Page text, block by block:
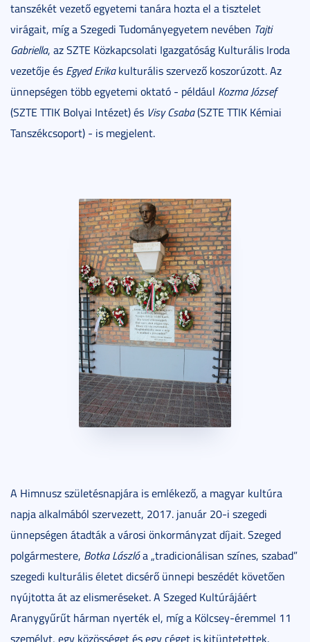
tanszékét vezető egyetemi tanára hozta el a tisztelet
virágait, míg a Szegedi Tudományegyetem nevében Tajti
Gabriella, az SZTE Közkapcsolati Igazgatóság Kulturális Iroda
vezetője és Egyed Erikakulturális szervező koszorúzott. Az
ünnepségen több egyetemi oktató - például Kozma József
(SZTE TTIK Bolyai Intézet) és Visy Csaba(SZTE TTIK Kémiai
Tanszékcsoport) - is megjelent.
A Himnusz születésnapjára is emlékező, a magyar kultúra
napja alkalmából szervezett, 2017. január 20-i szegedi
ünnepségen átadták a városi önkormányzat díjait. Szeged
polgármestere, Botka Lászlóa „tradicionálisan színes, szabad”
szegedi kulturális életet dicsérő ünnepi beszédét követően
nyújtotta át az elismeréseket. A Szeged Kultúrájáért
Aranygyűrűt hárman nyerték el, míg a Kölcsey-éremmel 11
személyt, egy közösséget és egy céget is kitüntetettek.